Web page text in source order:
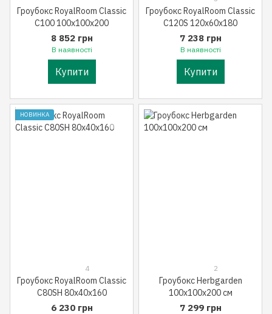
Гроубокс RoyalRoom Classic
C100 100x100x200
8 852 грн
В наявності
Купити
Гроубокс RoyalRoom Classic
C120S 120x60x180
7 238 грн
В наявності
Купити
НОВИНКА
4
Гроубокс RoyalRoom Classic
C80SH 80x40x160
6 230 грн
2
Гроубокс Herbgarden
100x100x200 см
7 299 грн